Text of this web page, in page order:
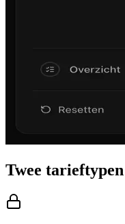
Twee tarieftypen